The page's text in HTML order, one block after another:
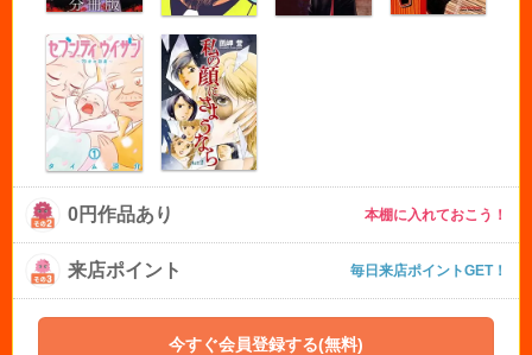
0円作品あり 本棚に入れておこう！
来店ポイント 毎日来店ポイントGET！
今すぐ会員登録する(無料)